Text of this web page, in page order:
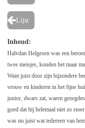
Lijst
Inhoud:
Halvdan Helgesen was een
twee meisjes, konden het maar
Want juist door zijn bijzondere
vrouw en kinderen in het fijne
junior, dwars zat, waren
goed dat hij helemaal niet zo
was nu juist wat iedereen van